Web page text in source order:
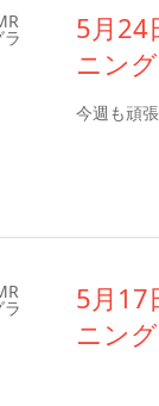
5月24
ニン
今週も頑
5月17
ニン